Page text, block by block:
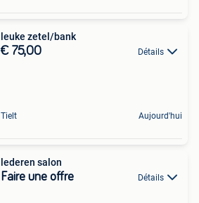
leuke zetel/bank
€ 75,00 Détails
Tielt Aujourd'hui
lederen salon
Faire une offre Détails